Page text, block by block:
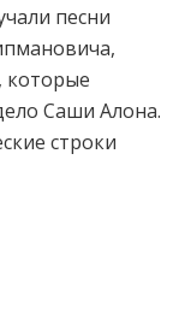
песни
которые
Саши Алона.
строки